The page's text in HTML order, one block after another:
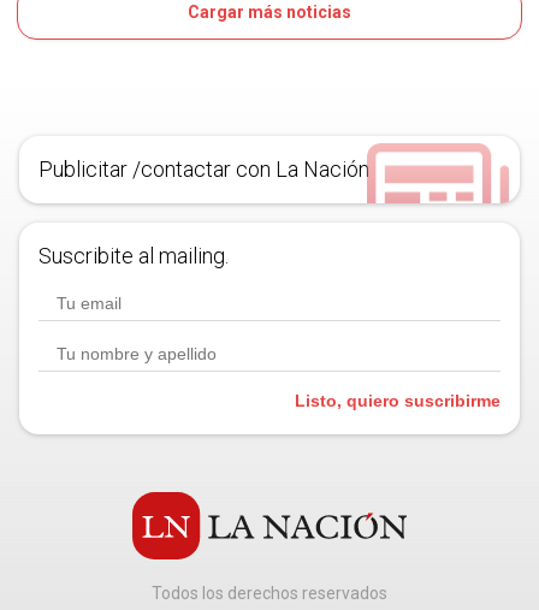
Cargar más noticias
Publicitar /contactar con La Nación
Suscribite al mailing.
Listo, quiero suscribirme
Todos los derechos reservados